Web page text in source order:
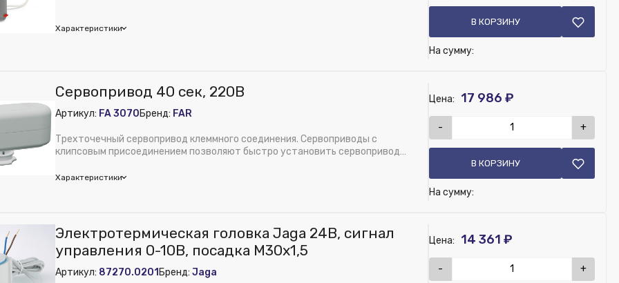
Термоэлектрический привод, при отсутствии напряжения закрыт (НЗ), M30x1,5
Характеристики
В КОРЗИНУ
На сумму:
питания, В:
24 В
Сервопривод 40 сек, 220В
Артикул: FA 3070Бренд: FAR
Трехточечный сервопривод клеммного соединения. Сервоприводы с
клипсовым присоединением позволяют быстро установить сервопривод
Характеристики
Цена: 17 986 ₽
- +
В КОРЗИНУ
На сумму:
питания, В:
Отопление и водоснабжение
Полимер
Электротермическая головка Jaga 24В, сигнал
управления 0-10В, посадка М30х1,5
Артикул: 87270.0201 Бренд: Jaga
Цена: 14 361 ₽
- +